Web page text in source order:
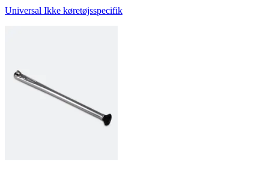
Universal Ikke køretøjsspecifik